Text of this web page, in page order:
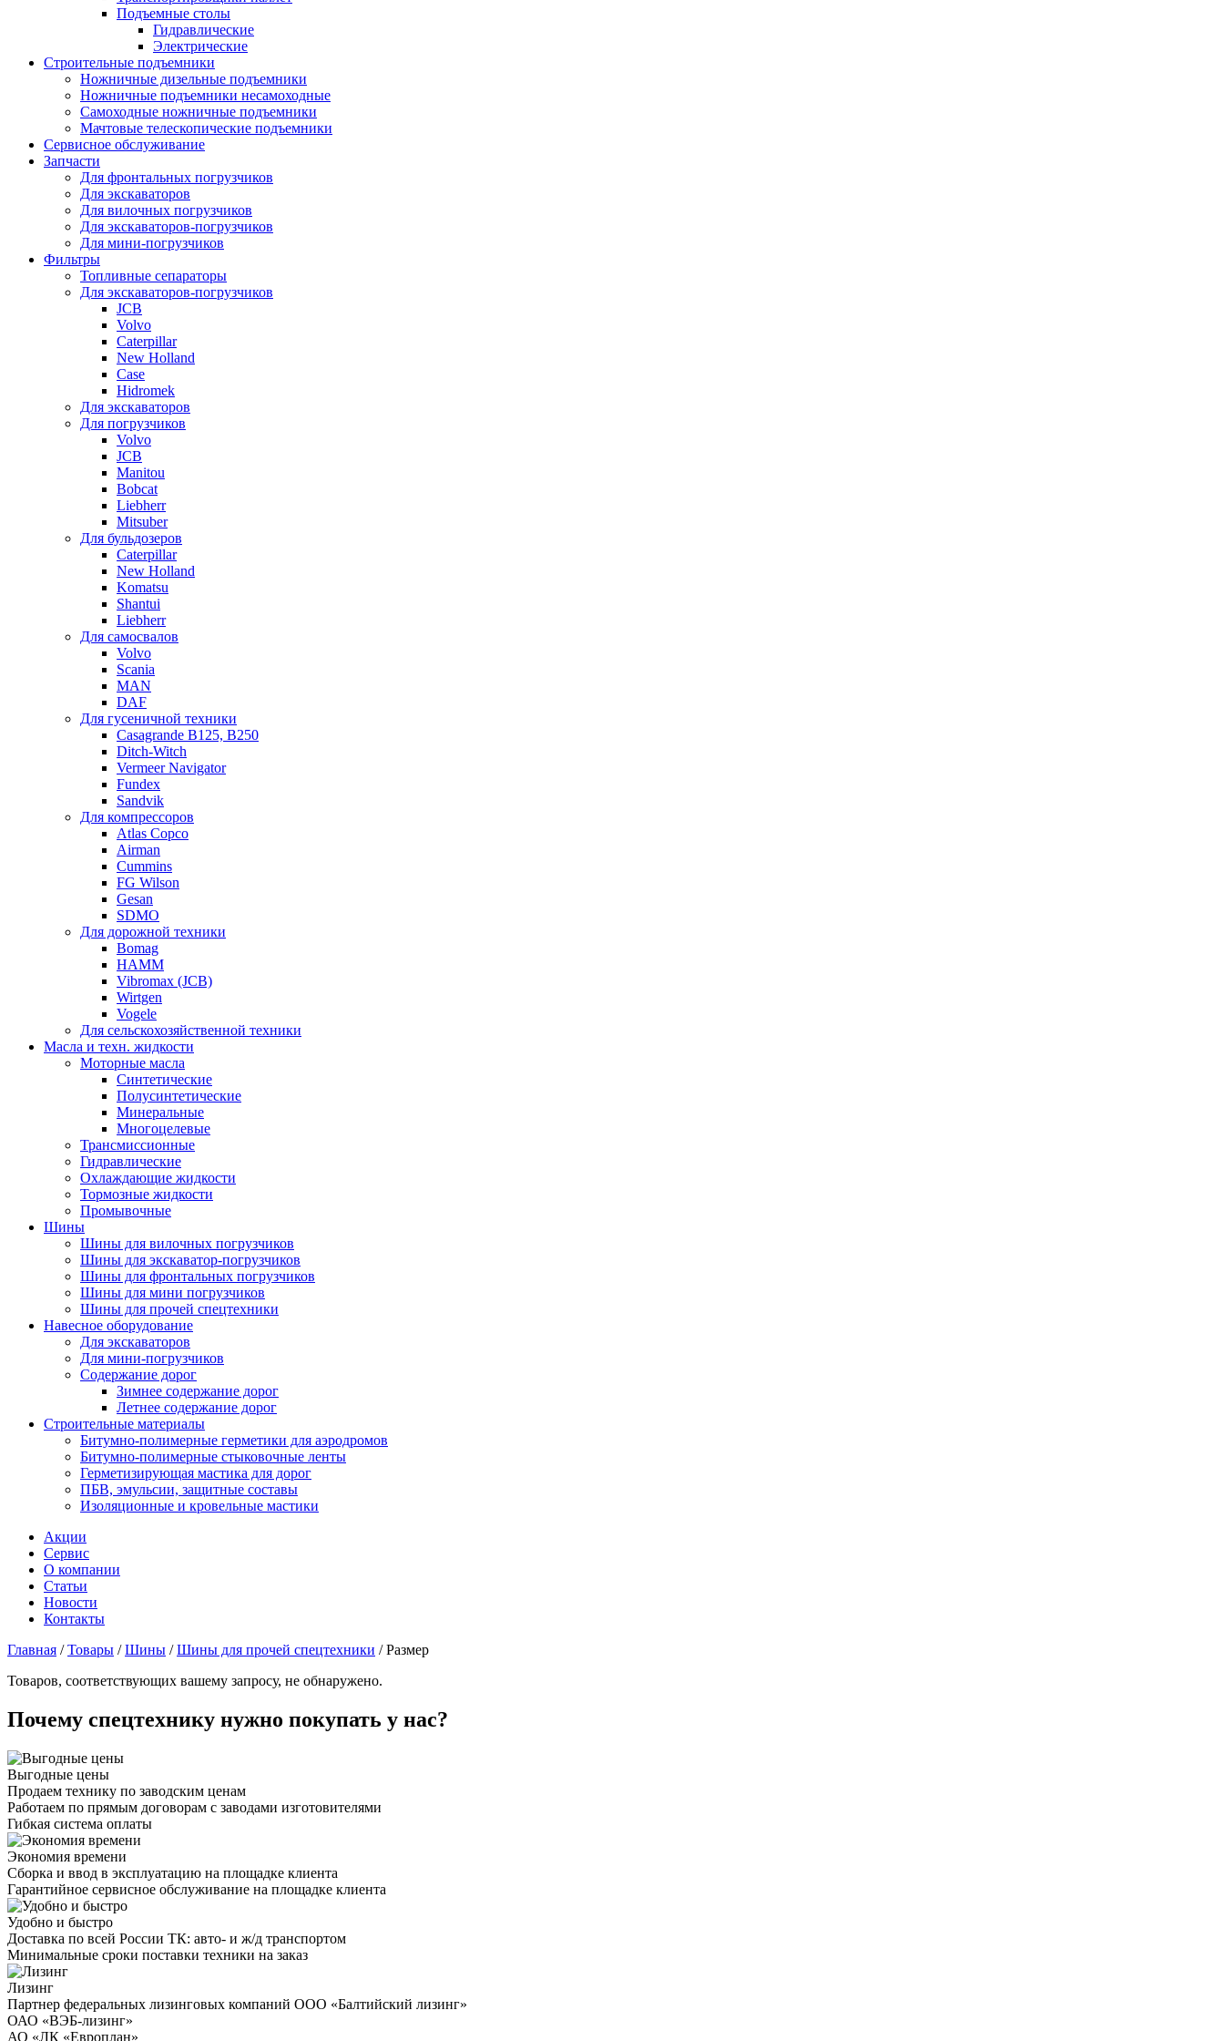
Подъемные столы
Гидравлические
Электрические
Строительные подъемники
Ножничные дизельные подъемники
Ножничные подъемники несамоходные
Самоходные ножничные подъемники
Мачтовые телескопические подъемники
Сервисное обслуживание
Запчасти
Для фронтальных погрузчиков
Для экскаваторов
Для вилочных погрузчиков
Для экскаваторов-погрузчиков
Для мини-погрузчиков
Фильтры
Топливные сепараторы
Для экскаваторов-погрузчиков
JCB
Volvo
Caterpillar
New Holland
Case
Hidromek
Для экскаваторов
Для погрузчиков
Volvo
JCB
Manitou
Bobcat
Liebherr
Mitsuber
Для бульдозеров
Caterpillar
New Holland
Komatsu
Shantui
Liebherr
Для самосвалов
Volvo
Scania
MAN
DAF
Для гусеничной техники
Casagrande B125, B250
Ditch-Witch
Vermeer Navigator
Fundex
Sandvik
Для компрессоров
Atlas Copco
Airman
Cummins
FG Wilson
Gesan
SDMO
Для дорожной техники
Bomag
HAMM
Vibromax (JCB)
Wirtgen
Vogele
Для сельскохозяйственной техники
Масла и техн. жидкости
Моторные масла
Синтетические
Полусинтетические
Минеральные
Многоцелевые
Трансмиссионные
Гидравлические
Охлаждающие жидкости
Тормозные жидкости
Промывочные
Шины
Шины для вилочных погрузчиков
Шины для экскаватор-погрузчиков
Шины для фронтальных погрузчиков
Шины для мини погрузчиков
Шины для прочей спецтехники
Навесное оборудование
Для экскаваторов
Для мини-погрузчиков
Содержание дорог
Зимнее содержание дорог
Летнее содержание дорог
Строительные материалы
Битумно-полимерные герметики для аэродромов
Битумно-полимерные стыковочные ленты
Герметизирующая мастика для дорог
ПБВ, эмульсии, защитные составы
Изоляционные и кровельные мастики
Акции
Сервис
О компании
Статьи
Новости
Контакты
Главная /Товары /Шины /Шины для прочей спецтехники /Размер
Товаров, соответствующих вашему запросу, не обнаружено.
Почему спецтехнику нужно покупать у нас?
Выгодные цены
Продаем технику по заводским ценам
Работаем по прямым договорам с заводами изготовителями
Гибкая система оплаты
Экономия времени
Сборка и ввод в эксплуатацию на площадке клиента
Гарантийное сервисное обслуживание на площадке клиента
Удобно и быстро
Доставка по всей России ТК: авто- и ж/д транспортом
Минимальные сроки поставки техники на заказ
Лизинг
Партнер федеральных лизинговых компаний ООО «Балтийский лизинг»
ОАО «ВЭБ-лизинг»
АО «ЛК «Европлан»